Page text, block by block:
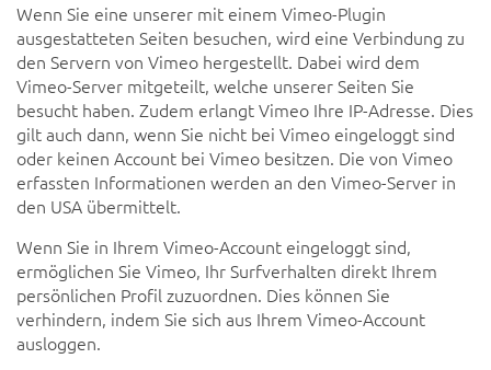
Wenn Sie eine unserer mit einem Vimeo-Plugin
ausgestatteten Seiten besuchen, wird eine Verbindung zu
den Servern von Vimeo hergestellt. Dabei wird dem
Vimeo-Server mitgeteilt, welche unserer Seiten Sie
besucht haben. Zudem erlangt Vimeo Ihre IP-Adresse. Dies
gilt auch dann, wenn Sie nicht bei Vimeo eingeloggt sind
oder keinen Account bei Vimeo besitzen. Die von Vimeo
erfassten Informationen werden an den Vimeo-Server in
den USA übermittelt.
Wenn Sie in Ihrem Vimeo-Account eingeloggt sind,
ermöglichen Sie Vimeo, Ihr Surfverhalten direkt Ihrem
persönlichen Profil zuzuordnen. Dies können Sie
verhindern, indem Sie sich aus Ihrem Vimeo-Account
ausloggen.